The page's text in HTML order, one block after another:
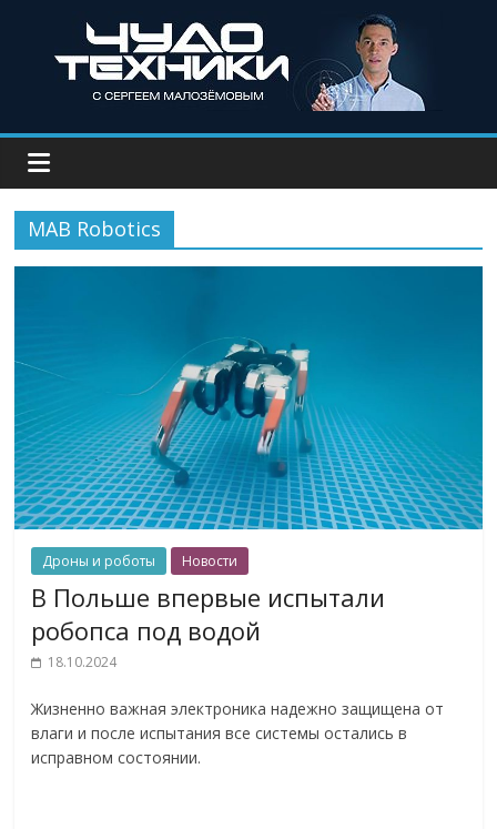
MAB Robotics
Дроны и роботы Новости
В Польше впервые испытали
робопса под водой
18.10.2024
Жизненно важная электроника надежно защищена от
влаги и после испытания все системы остались в
исправном состоянии.